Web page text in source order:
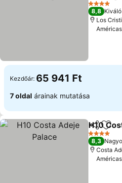
4 Kategória
8,8 Kiváló
Los
Américas
Kezdőár: 65 941 Ft
7 oldal árainak mutatása
H10
4 Kategória
8,3
Costa
Américas